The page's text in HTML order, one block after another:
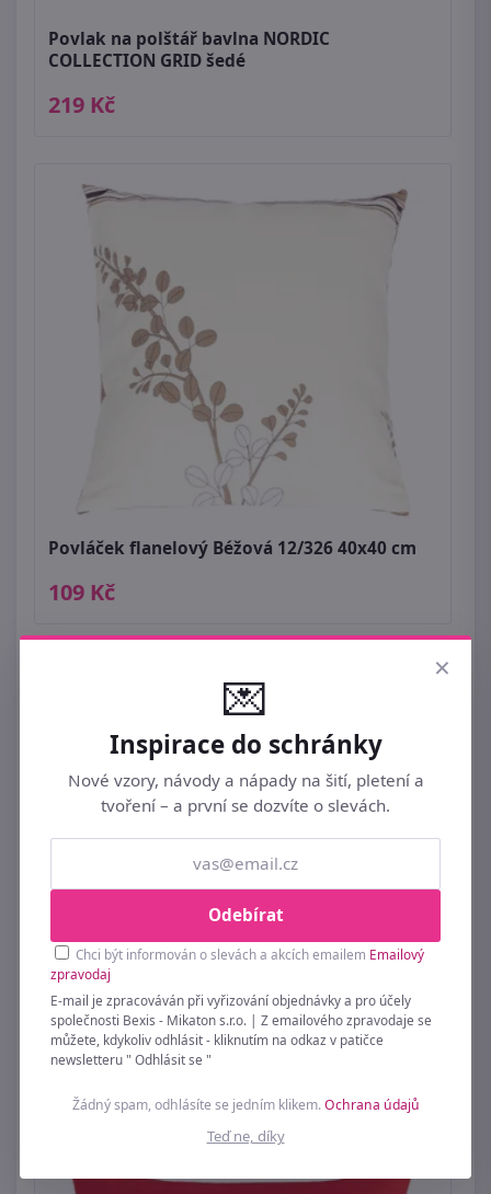
Povlak na polštář bavlna NORDIC
COLLECTION GRID šedé
219 Kč
Povláček flanelový Béžová 12/326 40x40 cm
109 Kč
Povláček bavlněný Zelená 91/252 45x45 cm
×
💌
Inspirace do schránky
Nové vzory, návody a nápady na šití, pletení a
tvoření – a první se dozvíte o slevách.
Odebírat
Chci být informován o slevách a akcích emailem Emailový
zpravodaj
E-mail je zpracováván při vyřizování objednávky a pro účely
společnosti Bexis - Mikaton s.r.o. | Z emailového zpravodaje se
můžete, kdykoliv odhlásit - kliknutím na odkaz v patičce
newsletteru " Odhlásit se "
Žádný spam, odhlásíte se jedním klikem.Ochrana údajů
Teď ne, díky